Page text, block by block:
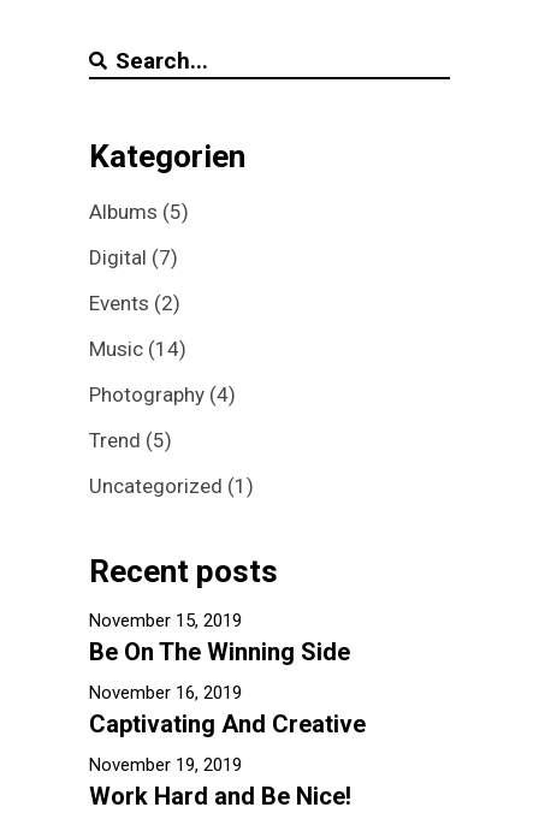
Search
for:
Kategorien
Albums (5)
Digital (7)
Events (2)
Music (14)
Photography (4)
Trend (5)
Uncategorized (1)
Recent posts
November 15, 2019
Be On The Winning Side
November 16, 2019
Captivating And Creative
November 19, 2019
Work Hard and Be Nice!